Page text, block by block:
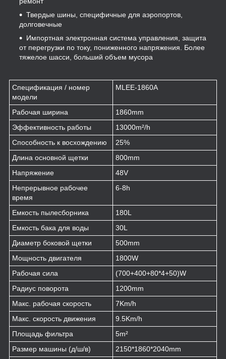
Твердые шины, специфичные для аэропортов,
долговечные
Импортная электронная система управления, защита
от перегрузки по току, пониженного напряжения. Более
тяжелое шасси, больший объем мусора
Спецификация / номер
модели
MLEE-1860A
Рабочая ширина
1860mm
Эффективность работы
13000m²/h
Способность к восхождению
25%
Длина основной щетки
800mm
Напряжение
48V
Непрерывное рабочее
время
6-8h
Емкость пылесборника
180L
Емкость бака для воды
30L
Диаметр боковой щетки
500mm
Мощность двигателя
1800W
Рабочая сила
(700+400+80*4+50)W
Радиус поворота
1200mm
Макс. рабочая скорость
7Km/h
Макс. скорость движения
9.5Km/h
Площадь фильтра
5m²
Размер машины (д/ш/в)
2150*1860*2040mm